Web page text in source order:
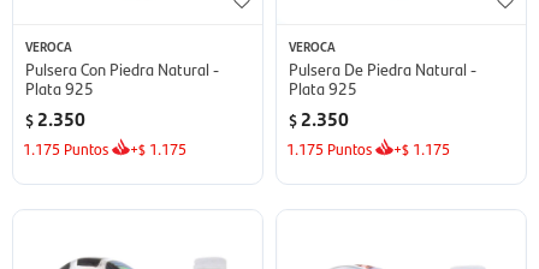
VEROCA
Pulsera Con Piedra Natural -
Plata 925
$ 2.350
1.175 Puntos +$ 1.175
VEROCA
Pulsera De Piedra Natural -
Plata 925
$ 2.350
1.175 Puntos +$ 1.175